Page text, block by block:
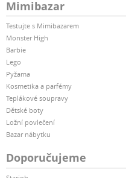
Mimibazar
Testujte s Mimibazarem
Monster High
Barbie
Lego
Pyžama
Kosmetika a parfémy
Teplákové soupravy
Dětské boty
Ložní povlečení
Bazar nábytku
Doporučujeme